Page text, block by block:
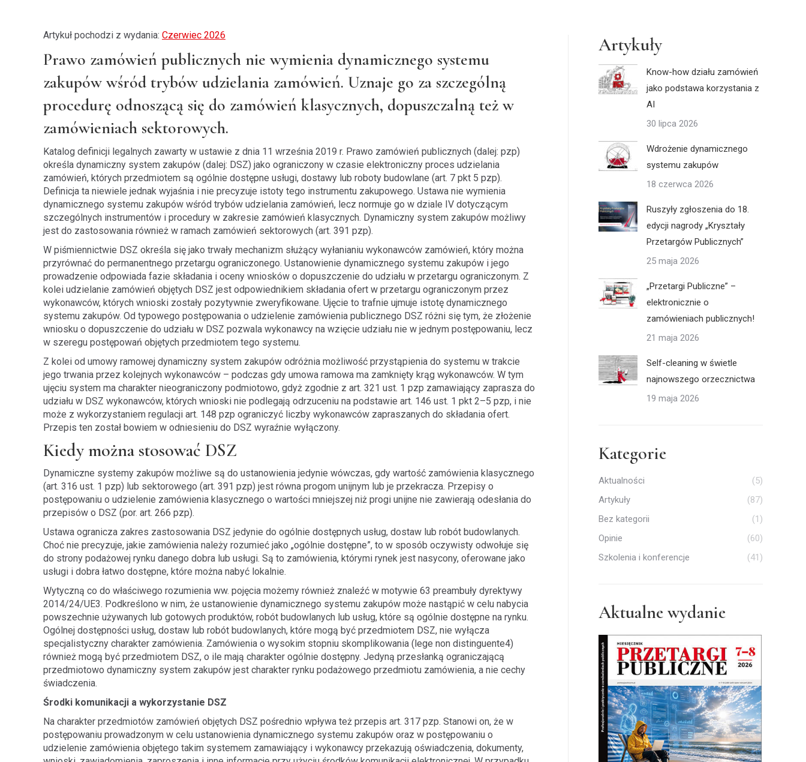
Artykuł pochodzi z wydania: Czerwiec 2026
Prawo zamówień publicznych nie wymienia dynamicznego systemu
zakupów wśród trybów udzielania zamówień. Uznaje go za szczególną
procedurę odnoszącą się do zamówień klasycznych, dopuszczalną też w
zamówieniach sektorowych.
Katalog definicji legalnych zawarty w ustawie z dnia 11 września 2019 r. Prawo zamówień publicznych (dalej: pzp)
określa dynamiczny system zakupów (dalej: DSZ) jako ograniczony w czasie elektroniczny proces udzielania
zamówień, których przedmiotem są ogólnie dostępne usługi, dostawy lub roboty budowlane (art. 7 pkt 5 pzp).
Definicja ta niewiele jednak wyjaśnia i nie precyzuje istoty tego instrumentu zakupowego. Ustawa nie wymienia
dynamicznego systemu zakupów wśród trybów udzielania zamówień, lecz normuje go w dziale IV dotyczącym
szczególnych instrumentów i procedury w zakresie zamówień klasycznych. Dynamiczny system zakupów możliwy
jest do zastosowania również w ramach zamówień sektorowych (art. 391 pzp).
W piśmiennictwie DSZ określa się jako trwały mechanizm służący wyłanianiu wykonawców zamówień, który można
przyrównać do permanentnego przetargu ograniczonego. Ustanowienie dynamicznego systemu zakupów i jego
prowadzenie odpowiada fazie składania i oceny wniosków o dopuszczenie do udziału w przetargu ograniczonym. Z
kolei udzielanie zamówień objętych DSZ jest odpowiednikiem składania ofert w przetargu ograniczonym przez
wykonawców, których wnioski zostały pozytywnie zweryfikowane. Ujęcie to trafnie ujmuje istotę dynamicznego
systemu zakupów. Od typowego postępowania o udzielenie zamówienia publicznego DSZ różni się tym, że złożenie
wniosku o dopuszczenie do udziału w DSZ pozwala wykonawcy na wzięcie udziału nie w jednym postępowaniu, lecz
w szeregu postępowań objętych przedmiotem tego systemu.
Z kolei od umowy ramowej dynamiczny system zakupów odróżnia możliwość przystąpienia do systemu w trakcie
jego trwania przez kolejnych wykonawców – podczas gdy umowa ramowa ma zamknięty krąg wykonawców. W tym
ujęciu system ma charakter nieograniczony podmiotowo, gdyż zgodnie z art. 321 ust. 1 pzp zamawiający zaprasza do
udziału w DSZ wykonawców, których wnioski nie podlegają odrzuceniu na podstawie art. 146 ust. 1 pkt 2–5 pzp, i nie
może z wykorzystaniem regulacji art. 148 pzp ograniczyć liczby wykonawców zapraszanych do składania ofert.
Przepis ten został bowiem w odniesieniu do DSZ wyraźnie wyłączony.
Kiedy można stosować DSZ
Dynamiczne systemy zakupów możliwe są do ustanowienia jedynie wówczas, gdy wartość zamówienia klasycznego
(art. 316 ust. 1 pzp) lub sektorowego (art. 391 pzp) jest równa progom unijnym lub je przekracza. Przepisy o
postępowaniu o udzielenie zamówienia klasycznego o wartości mniejszej niż progi unijne nie zawierają odesłania do
przepisów o DSZ (por. art. 266 pzp).
Ustawa ogranicza zakres zastosowania DSZ jedynie do ogólnie dostępnych usług, dostaw lub robót budowlanych.
Choć nie precyzuje, jakie zamówienia należy rozumieć jako „ogólnie dostępne”, to w sposób oczywisty odwołuje się
do strony podażowej rynku danego dobra lub usługi. Są to zamówienia, którymi rynek jest nasycony, oferowane jako
usługi i dobra łatwo dostępne, które można nabyć lokalnie.
Wytyczną co do właściwego rozumienia ww. pojęcia możemy również znaleźć w motywie 63 preambuły dyrektywy
2014/24/UE3. Podkreślono w nim, że ustanowienie dynamicznego systemu zakupów może nastąpić w celu nabycia
powszechnie używanych lub gotowych produktów, robót budowlanych lub usług, które są ogólnie dostępne na rynku.
Ogólnej dostępności usług, dostaw lub robót budowlanych, które mogą być przedmiotem DSZ, nie wyłącza
specjalistyczny charakter zamówienia. Zamówienia o wysokim stopniu skomplikowania (lege non distinguente4)
również mogą być przedmiotem DSZ, o ile mają charakter ogólnie dostępny. Jedyną przesłanką ograniczającą
przedmiotowo dynamiczny system zakupów jest charakter rynku podażowego przedmiotu zamówienia, a nie cechy
świadczenia.
Środki komunikacji a wykorzystanie DSZ
Na charakter przedmiotów zamówień objętych DSZ pośrednio wpływa też przepis art. 317 pzp. Stanowi on, że w
postępowaniu prowadzonym w celu ustanowienia dynamicznego systemu zakupów oraz w postępowaniu o
udzielenie zamówienia objętego takim systemem zamawiający i wykonawcy przekazują oświadczenia, dokumenty,
Artykuły
Know-how działu zamówień
jako podstawa korzystania z
AI
30 lipca 2026
Wdrożenie dynamicznego
systemu zakupów
18 czerwca 2026
Ruszyły zgłoszenia do 18.
edycji nagrody „Kryształy
Przetargów Publicznych”
25 maja 2026
„Przetargi Publiczne” –
elektronicznie o
zamówieniach publicznych!
21 maja 2026
Self-cleaning w świetle
najnowszego orzecznictwa
19 maja 2026
Kategorie
Aktualności
(5)
Artykuły
(87)
Bez kategorii
(1)
Opinie
(60)
Szkolenia i konferencje
(41)
Aktualne wydanie